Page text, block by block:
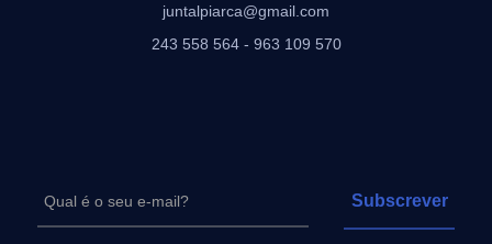
juntalpiarca@gmail.com
243 558 564 - 963 109 570